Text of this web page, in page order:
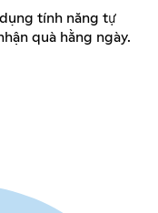
tính năng tự
quà hằng ngày.